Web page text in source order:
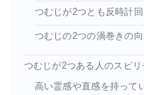
つむじが2つとも反時計
つむじの2つの渦巻きの
つむじが2つある人のスピ
高い霊感や直感を持って